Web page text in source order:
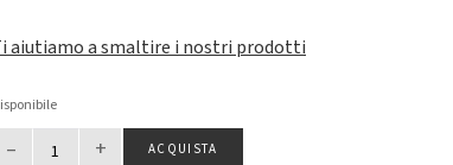
aiutiamo a smaltire i nostri prodotti
– + ACQUISTA